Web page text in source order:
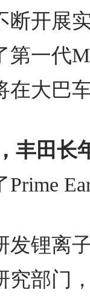
开展实
一代
大巴车
田长年
锂离
部门，